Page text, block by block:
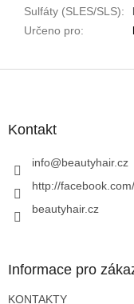
Sulfáty (SLES/SLS):
Určeno pro:
Kontakt
info@beautyhair.cz
http://
beautyhair.cz
Informace pro
KONTAKTY